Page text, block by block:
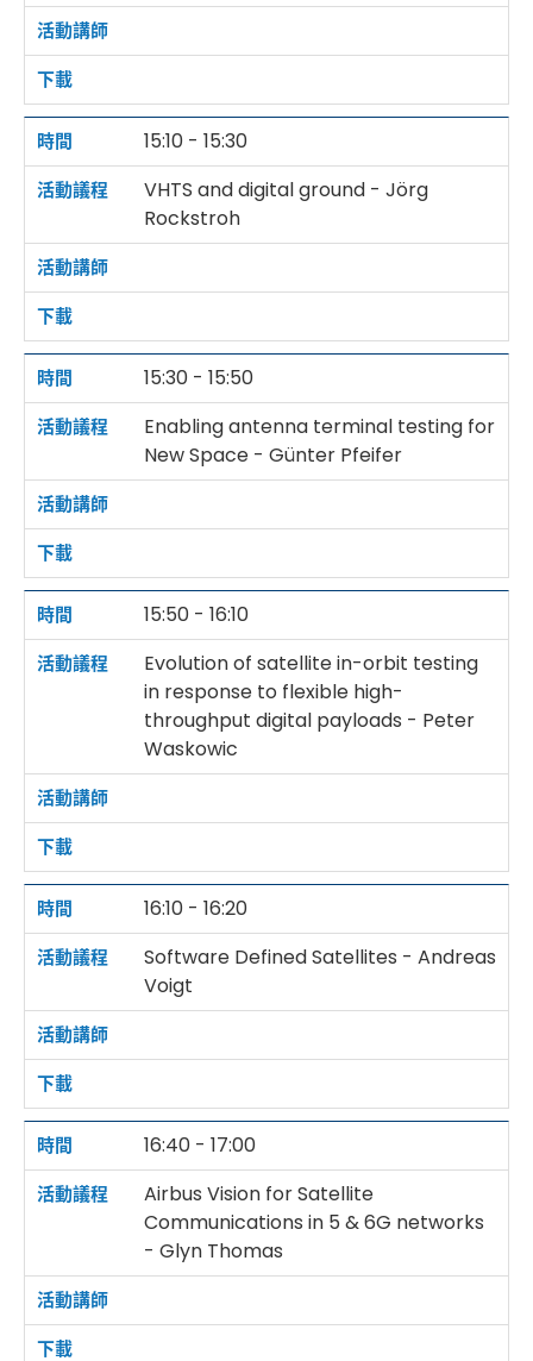
15:10 - 15:30
VHTS and digital ground - Jörg
Rockstroh
15:30 - 15:50
Enabling antenna terminal testing for
New Space - Günter Pfeifer
15:50 - 16:10
Evolution of satellite in-orbit testing
in response to flexible high-
throughput digital payloads - Peter
Waskowic
16:10 - 16:20
Software Defined Satellites - Andreas
Voigt
16:40 - 17:00
Airbus Vision for Satellite
Communications in 5 & 6G networks
- Glyn Thomas